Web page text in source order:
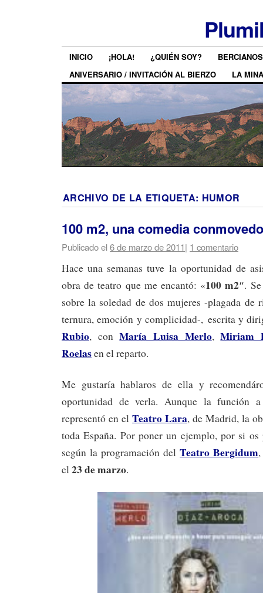
INICIO ¡HOLA! ¿QUIÉN SOY?
ANIVERSARIO / INVITACIÓN AL BIERZO
LA MINA
ARCHIVO DE LA ETIQUETA: HUMOR
100 m2, una comedia
Publicado el6 de marzo de 2011| 1 comentario
Hace una semanas tuve la oportunidad de
obra de teatro que me encantó: «100 m2″.
sobre la soledad de dos mujeres -plagada de
ternura, emoción y complicidad-, escrita y
Rubio, conMaría Luisa Merlo,Miriam
Roelasen el reparto.
Me gustaría hablaros de ella y
oportunidad de verla. Aunque la función
representó en elTeatro Lara, de Madrid, la
toda España. Por poner un ejemplo, por si
según la programación delTeatro Bergidum
el23 de marzo.